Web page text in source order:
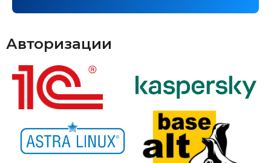
Авторизации